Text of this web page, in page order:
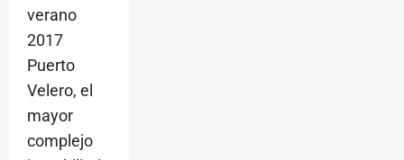
verano
2017
Puerto
Velero, el
mayor
complejo